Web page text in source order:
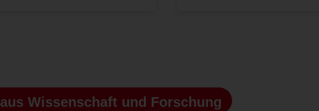
aus Wissenschaft und Forschung